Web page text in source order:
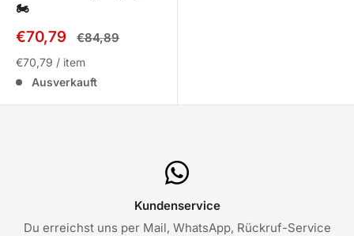
🏍️
Sale
Preis
€70,79 Normalpreis
€84,89
€70,79 / item
Ausverkauft
Kundenservice
Du erreichst uns per Mail, WhatsApp, Rückruf-Service